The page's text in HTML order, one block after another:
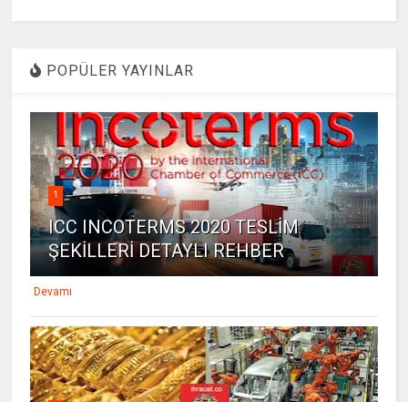
POPÜLER YAYINLAR
1
ICC INCOTERMS 2020 TESLİM
ŞEKİLLERİ DETAYLI REHBER
Devamı